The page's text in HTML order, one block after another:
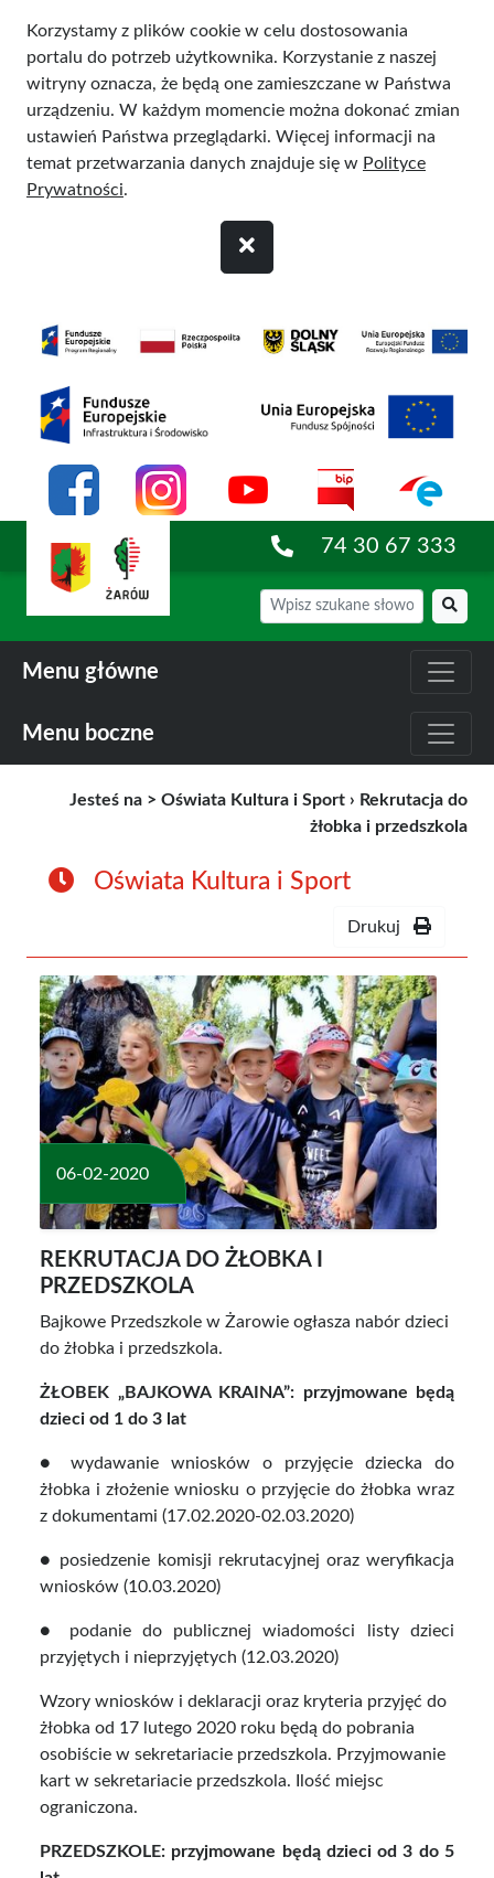
Korzystamy z plików cookie w celu dostosowania
portalu do potrzeb użytkownika. Korzystanie z naszej
witryny oznacza, że będą one zamieszczane w Państwa
urządzeniu. W każdym momencie można dokonać zmian
ustawień Państwa przeglądarki. Więcej informacji na
temat przetwarzania danych znajduje się w Polityce
Prywatności.
74 30 67 333
Menu główne
Menu boczne
Jesteś na > Oświata Kultura i Sport › Rekrutacja do
żłobka i przedszkola
Oświata Kultura i Sport
Drukuj
06-02-2020
REKRUTACJA DO ŻŁOBKA I
PRZEDSZKOLA
Bajkowe Przedszkole w Żarowie ogłasza nabór dzieci
do żłobka i przedszkola.
ŻŁOBEK „BAJKOWA KRAINA”: przyjmowane będą
dzieci od 1 do 3 lat
● wydawanie wniosków o przyjęcie dziecka do
żłobka i złożenie wniosku o przyjęcie do żłobka wraz
z dokumentami (17.02.2020-02.03.2020)
● posiedzenie komisji rekrutacyjnej oraz weryfikacja
wniosków (10.03.2020)
● podanie do publicznej wiadomości listy dzieci
przyjętych i nieprzyjętych (12.03.2020)
Wzory wniosków i deklaracji oraz kryteria przyjęć do
żłobka od 17 lutego 2020 roku będą do pobrania
osobiście w sekretariacie przedszkola. Przyjmowanie
kart w sekretariacie przedszkola. Ilość miejsc
ograniczona.
PRZEDSZKOLE: przyjmowane będą dzieci od 3 do 5